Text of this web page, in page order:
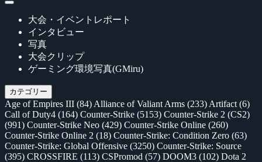
大会・イベントレポート
インタビュー
写真
大会クリップ
ゲーミング環境写真(GMiru)
カテゴリー
Age of Empires III (84) Alliance of Valiant Arms (233) Artifact (6)
Call of Duty4 (164) Counter-Strike (5153) Counter-Strike 2 (CS2)
(991) Counter-Strike Neo (429) Counter-Strike Online (260)
Counter-Strike Online 2 (18) Counter-Strike: Condition Zero (63)
Counter-Strike: Global Offensive (3250) Counter-Strike: Source
(395) CROSSFIRE (113) CSPromod (57) DOOM3 (102) Dota 2